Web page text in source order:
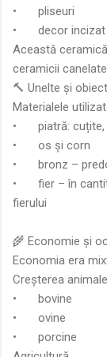
•
pliseuri
•
decor
Această
ceramicii
🔨 Unelte și
Materialele
•
piatră:
•
os și corn
•
bronz –
•
fier – în
fierului
🌾 Economie și
Economia era
Creșterea
•
bovine
•
ovine
•
porcine